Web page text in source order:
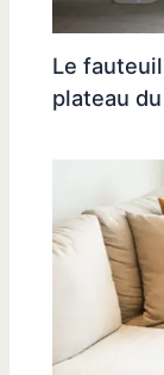
Le
plateau